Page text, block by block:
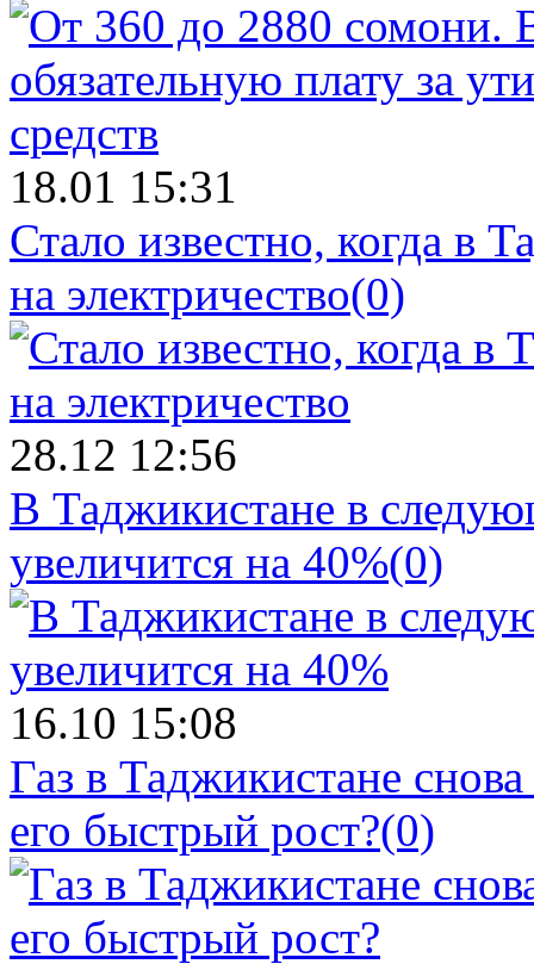
18.01 15:31
Стало известно, когда в
на электричество(0)
28.12 12:56
В Таджикистане в
увеличится на 40%(0)
16.10 15:08
Газ в Таджикистане
его быстрый рост?(0)